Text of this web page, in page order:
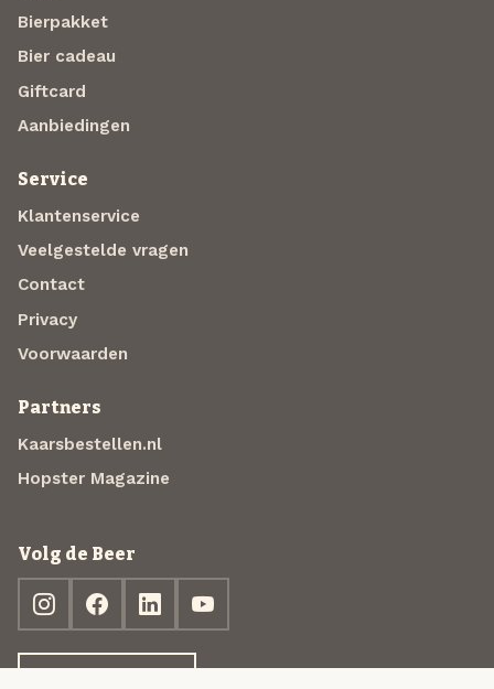
Bierpakket
Bier cadeau
Giftcard
Aanbiedingen
Service
Klantenservice
Veelgestelde vragen
Contact
Privacy
Voorwaarden
Partners
Kaarsbestellen.nl
Hopster Magazine
Volg de Beer